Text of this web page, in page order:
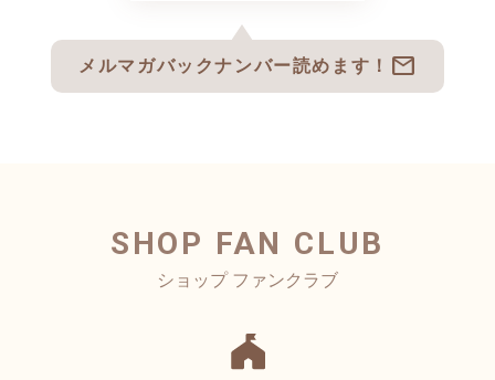
メルマガバックナンバー読めます！ mail
SHOP FAN CLUB